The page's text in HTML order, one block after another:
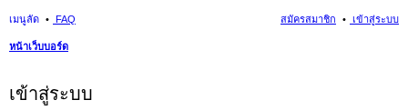
เมนูลัด FAQ เข้าสู่ระบบ
สมัครสมาชิก
หน้าเว็บบอร์ด
เข้าสู่ระบบ